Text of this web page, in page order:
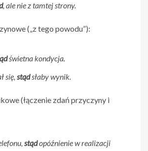
, ale nie z tamtej strony.
(„z tego powodu”):
świetna kondycja.
się, stądsłaby wynik.
(łączenie zdań przyczyny i
stądopóźnienie w realizacji